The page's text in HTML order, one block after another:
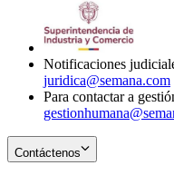
Notificaciones
juridica@semana.com
Para contactar a
Contáctenos